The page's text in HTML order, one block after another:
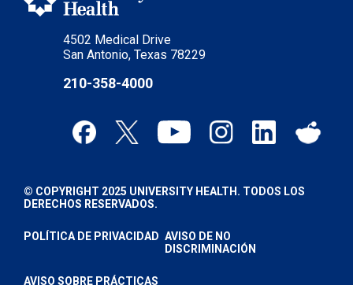
4502 Medical Drive
San Antonio, Texas 78229
210-358-4000
© COPYRIGHT 2025 UNIVERSITY HEALTH. TODOS LOS
DERECHOS RESERVADOS.
POLÍTICA DE PRIVACIDAD AVISO DE NO
DISCRIMINACIÓN
AVISO SOBRE PRÁCTICAS